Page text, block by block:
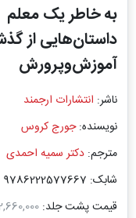
به خاطر یک معلم
داستان‌هایی از
آموزش‌وپرورش
ناشر: انتشارات ارجمند
نویسنده:جورج کروس
مترجم: دکتر سمیه احمدی
شابک: 9786222577667
قیمت پشت جلد: 2,660,000